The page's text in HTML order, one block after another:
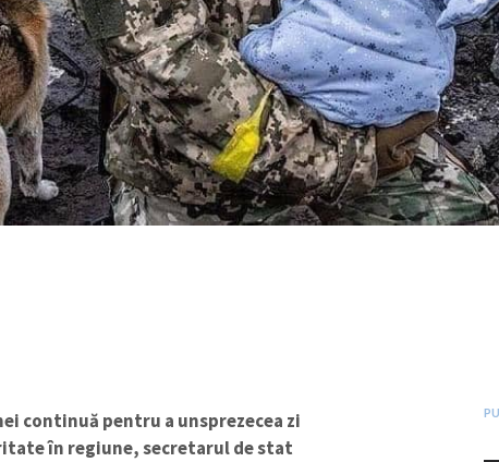
continuă pentru a unsprezecea zi
în regiune, secretarul de stat